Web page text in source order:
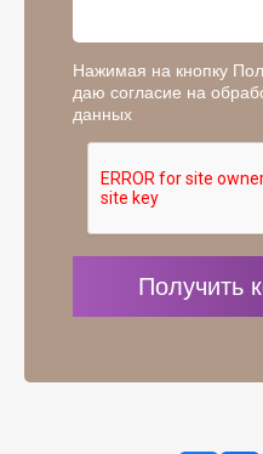
Нажимая на кнопку
даю согласие на
данных